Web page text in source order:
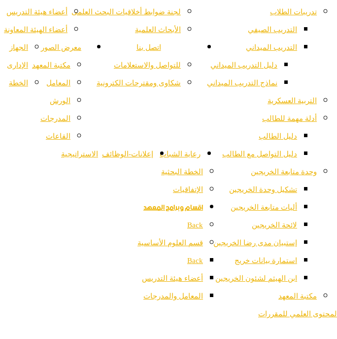
تدريبات الطلاب
التدريب الصيفي
التدريب الميداني
دليل التدريب الميداني
نماذج التدريب الميداني
التربية العسكرية
أدلة مهمة للطالب
دليل الطالب
دليل التواصل مع الطالب
وحدة متابعة الخريجين
تشكيل وحدة الخريجين
أليات متابعة الخريجين
لائحة الخريجين
إستبيان مدى رضا الخريجين
استمارة بيانات خريج
ابن الهيثم لشئون الخريجين
مكتبة المعهد
لجنة ضوابط أخلاقيات البحث العلمى
الأبحاث العلمية
اتصل بنا
للتواصل والاستعلامات
شكاوى ومقترحات الكترونية
معرض الصور
مكتبة المعهد
المعامل
الورش
المدرجات
القاعات
رعاية الشباب إعلانات-الوظائف
أعضاء هيئة التدريس
أعضاء الهيئة المعاونة
الجهاز
الإدارى
الخطة
الاستراتيجية
الخطة البحثية
الإتفاقيات
اقسام وبرامج المعهد
Back
قسم العلوم الأساسية
Back
أعضاء هيئة التدريس
المعامل والمدرجات
المحتوى العلمي للمقررات